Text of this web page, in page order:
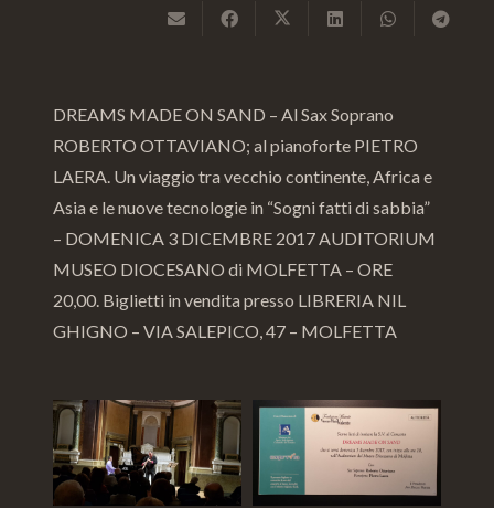
DREAMS MADE ON SAND – Al Sax Soprano
ROBERTO OTTAVIANO; al pianoforte PIETRO
LAERA. Un viaggio tra vecchio continente, Africa e
Asia e le nuove tecnologie in “Sogni fatti di sabbia”
– DOMENICA 3 DICEMBRE 2017 AUDITORIUM
MUSEO DIOCESANO di MOLFETTA – ORE
20,00. Biglietti in vendita presso LIBRERIA NIL
GHIGNO – VIA SALEPICO, 47 – MOLFETTA